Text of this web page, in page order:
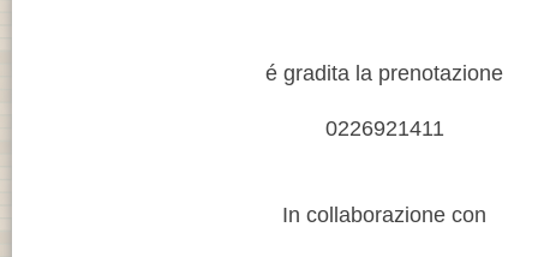
é gradita la prenotazione
0226921411
In collaborazione con